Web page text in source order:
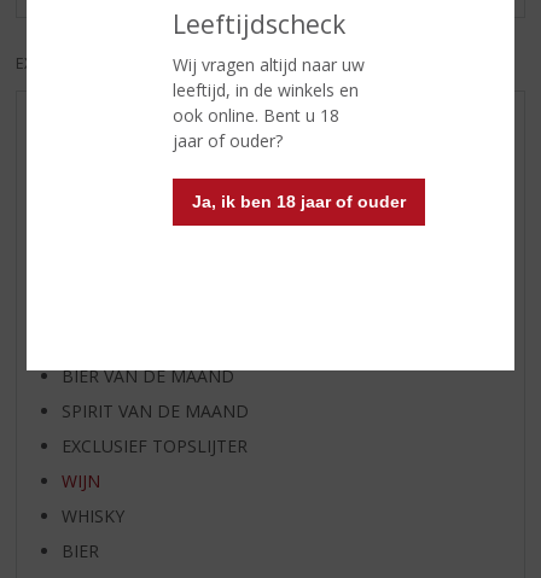
Leeftijdscheck
Wij vragen altijd naar uw
leeftijd, in de winkels en
ook online. Bent u 18
jaar of ouder?
Ja, ik ben 18 jaar of ouder
EXCL. BTW INCL. BTW
AANBIEDINGEN
NIEUWE WHISKY
BIER VAN DE MAAND
SPIRIT VAN DE MAAND
EXCLUSIEF TOPSLIJTER
WIJN
WHISKY
BIER